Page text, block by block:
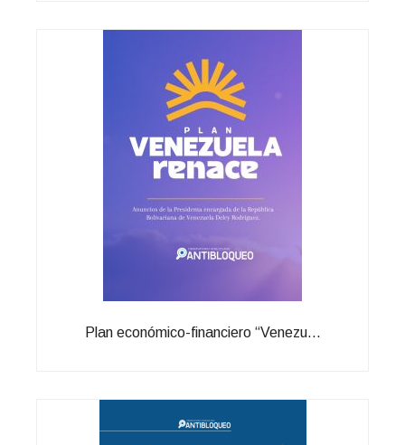
Plan económico-financiero “Venezu...